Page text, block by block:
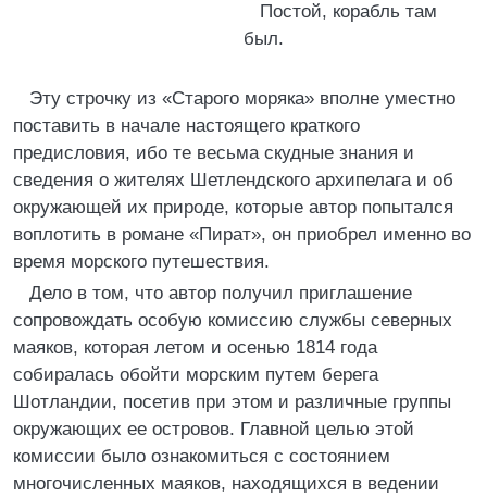
Постой, корабль там
был.
Эту строчку из «Старого моряка» вполне уместно
поставить в начале настоящего краткого
предисловия, ибо те весьма скудные знания и
сведения о жителях Шетлендского архипелага и об
окружающей их природе, которые автор попытался
воплотить в романе «Пират», он приобрел именно во
время морского путешествия.
Дело в том, что автор получил приглашение
сопровождать особую комиссию службы северных
маяков, которая летом и осенью 1814 года
собиралась обойти морским путем берега
Шотландии, посетив при этом и различные группы
окружающих ее островов. Главной целью этой
комиссии было ознакомиться с состоянием
многочисленных маяков, находящихся в ведении